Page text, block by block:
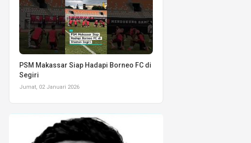
PSM Makassar Siap Hadapi Borneo FC di
Segiri
Jumat, 02 Januari 2026